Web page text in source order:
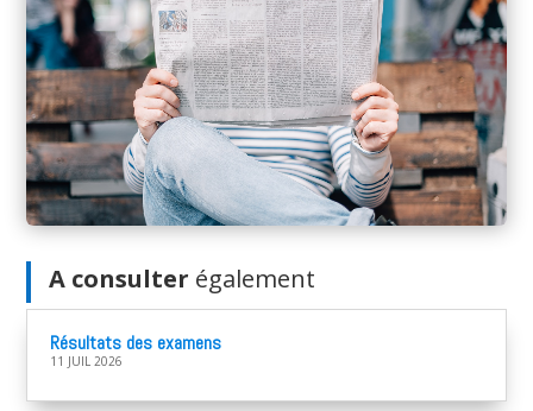
A consulter également
Résultats des examens
11 JUIL 2026